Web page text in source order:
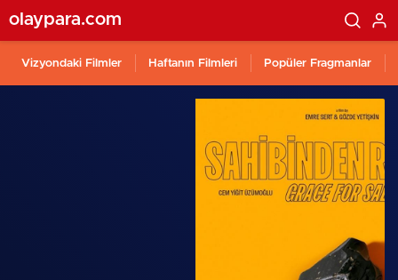
olaypara.com
Vizyondaki Filmler Haftanın Filmleri Popüler Fragmanlar